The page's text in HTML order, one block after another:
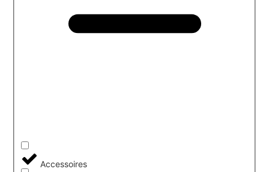
Accessoires